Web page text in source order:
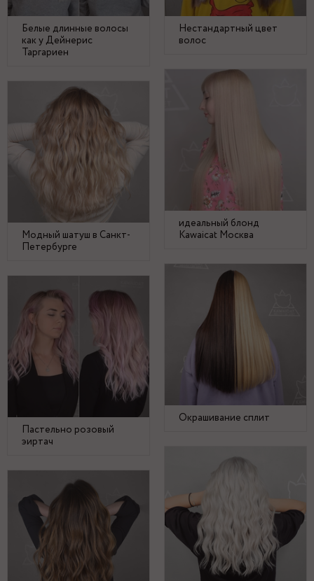
Белые длинные волосы
как у Дейнерис
Таргариен
Нестандартный цвет
волос
идеальный блонд
Kawaicat Москва
Модный шатуш в Санкт-
Петербурге
Окрашивание сплит
Пастельно розовый
эиртач